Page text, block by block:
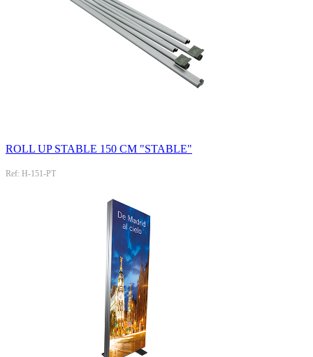
ROLL UP STABLE 150 CM "STABLE"
Ref: H-151-PT